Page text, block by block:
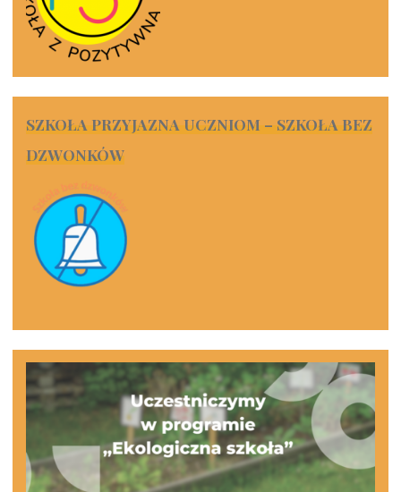
SZKOŁA PRZYJAZNA UCZNIOM – SZKOŁA BEZ
DZWONKÓW